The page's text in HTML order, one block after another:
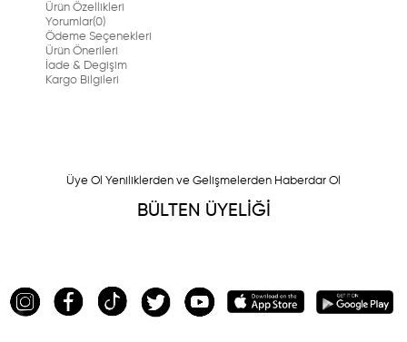
Ürün Özellikleri
Yorumlar(0)
Ödeme Seçenekleri
Ürün Önerileri
İade & Degişim
Kargo Bilgileri
Üye Ol Yeniliklerden ve Gelişmelerden Haberdar Ol
BÜLTEN ÜYELİĞİ